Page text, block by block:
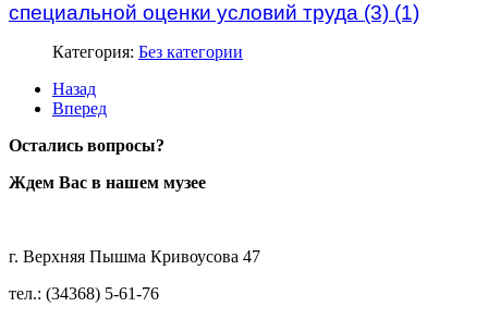
специальной оценки условий труда (3) (1)
Категория: Без категории
Назад
Вперед
Остались вопросы?
Ждем Вас в нашем музее
г. Верхняя Пышма Кривоусова 47
тел.: (34368) 5-61-76